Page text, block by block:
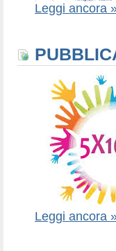
Leggi ancora
Leggi ancora